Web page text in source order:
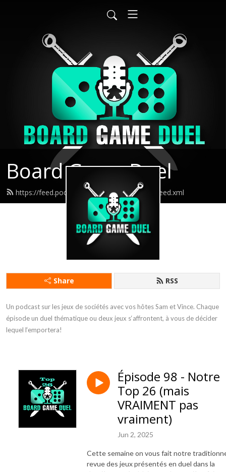
Board Game Duel
https://feed.podbean.com/boardgameduel/feed.xml
Share RSS
Un podcast sur les jeux de sociétés avec vos hôtes Sam et Vince. Chaque
épisode un duel thématique ou deux jeux s‘affrontent, à vous de décider
lequel l‘emportera!
Épisode 98 - Notre
Top 26 (mais
VRAIMENT pas
vraiment)
Jun 2, 2025
Cette semaine on vous fait notre
revue des jeux présentés en duel dans la